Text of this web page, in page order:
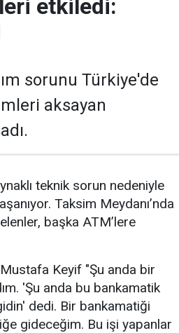
etkiledi:
sorunu Türkiye'de
aksayan
teknik sorun nedeniyle
Taksim Meydanı’nda
başka ATM’lere
Keyif "Şu anda bir
'Şu anda bu bankamatik
dedi. Bir bankamatiği
gideceğim. Bu işi yapanlar